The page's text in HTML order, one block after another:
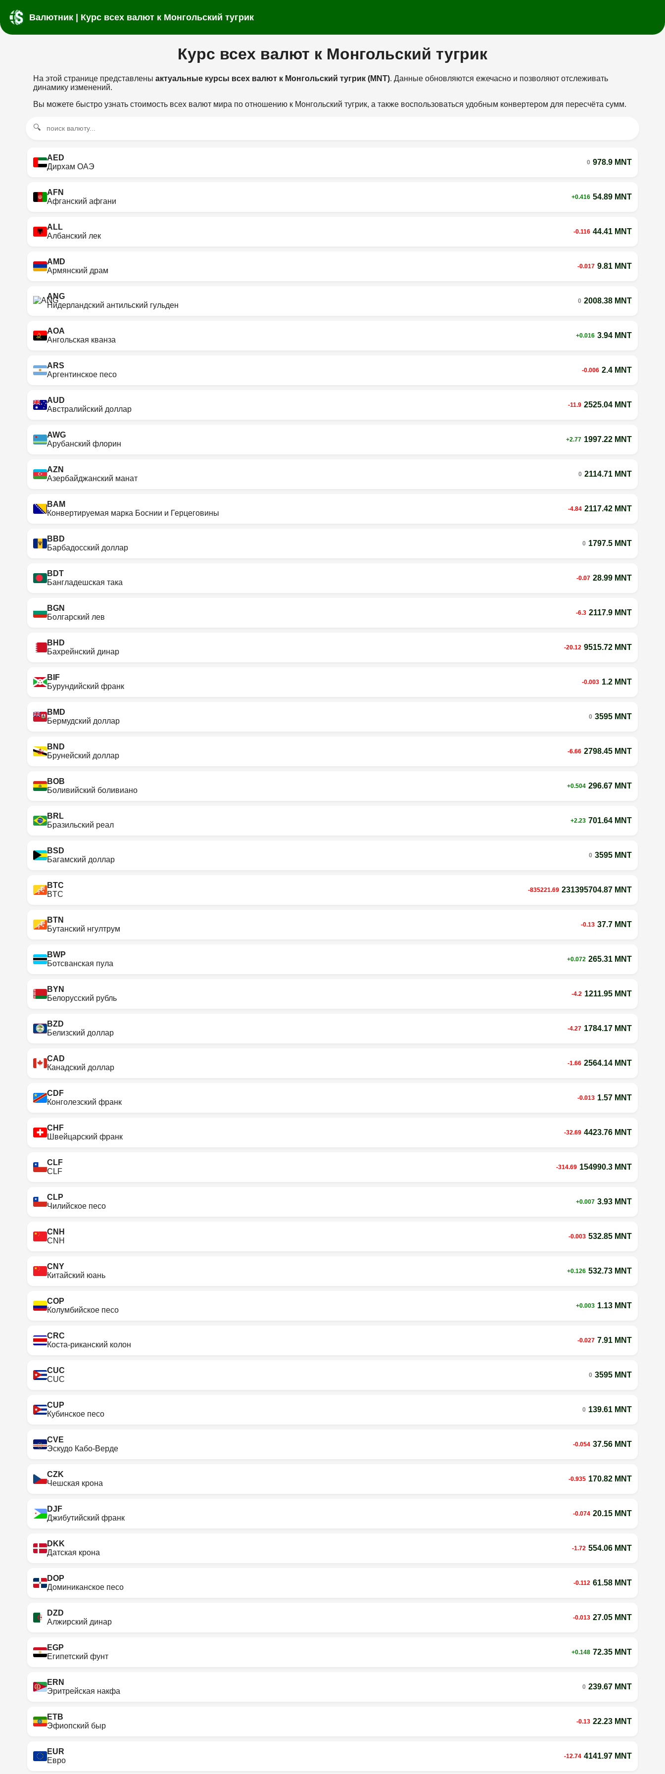
Валютник | Курс всех валют к Монгольский тугрик
Курс всех валют к Монгольский тугрик
На этой странице представленыактуальные курсы всех валют к Монгольский тугрик (MNT). Данные обновляются ежечасно и позволяют отслеживать
динамику изменений.
Вы можете быстро узнать стоимость всех валют мира по отношению к Монгольский тугрик, а также воспользоваться удобным конвертером для пересчёта сумм.
🔍
AED
Дирхам ОАЭ
0 978.9 MNT
AFN
Афганский афгани
+0.416 54.89 MNT
ALL
Албанский лек
-0.116 44.41 MNT
AMD
Армянский драм
-0.017 9.81 MNT
ANG
Нидерландский антильский гульден
0 2008.38 MNT
AOA
Ангольская кванза
+0.016 3.94 MNT
ARS
Аргентинское песо
-0.006 2.4 MNT
AUD
Австралийский доллар
-11.9 2525.04 MNT
AWG
Арубанский флорин
+2.77 1997.22 MNT
AZN
Азербайджанский манат
0 2114.71 MNT
BAM
Конвертируемая марка Боснии и Герцеговины
-4.84 2117.42 MNT
BBD
Барбадосский доллар
0 1797.5 MNT
BDT
Бангладешская така
-0.07 28.99 MNT
BGN
Болгарский лев
-6.3 2117.9 MNT
BHD
Бахрейнский динар
-20.12 9515.72 MNT
BIF
Бурундийский франк
-0.003 1.2 MNT
BMD
Бермудский доллар
0 3595 MNT
BND
Брунейский доллар
-6.66 2798.45 MNT
BOB
Боливийский боливиано
+0.504 296.67 MNT
BRL
Бразильский реал
+2.23 701.64 MNT
BSD
Багамский доллар
0 3595 MNT
BTC
BTC
-835221.69 231395704.87 MNT
BTN
Бутанский нгултрум
-0.13 37.7 MNT
BWP
Ботсванская пула
+0.072 265.31 MNT
BYN
Белорусский рубль
-4.2 1211.95 MNT
BZD
Белизский доллар
-4.27 1784.17 MNT
CAD
Канадский доллар
-1.66 2564.14 MNT
CDF
Конголезский франк
-0.013 1.57 MNT
CHF
Швейцарский франк
-32.69 4423.76 MNT
CLF
CLF
-314.69 154990.3 MNT
CLP
Чилийское песо
+0.007 3.93 MNT
CNH
CNH
-0.003 532.85 MNT
CNY
Китайский юань
+0.126 532.73 MNT
COP
Колумбийское песо
+0.003 1.13 MNT
CRC
Коста-риканский колон
-0.027 7.91 MNT
CUC
CUC
0 3595 MNT
CUP
Кубинское песо
0 139.61 MNT
CVE
Эскудо Кабо-Верде
-0.054 37.56 MNT
CZK
Чешская крона
-0.935 170.82 MNT
DJF
Джибутийский франк
-0.074 20.15 MNT
DKK
Датская крона
-1.72 554.06 MNT
DOP
Доминиканское песо
-0.112 61.58 MNT
DZD
Алжирский динар
-0.013 27.05 MNT
EGP
Египетский фунт
+0.148 72.35 MNT
ERN
Эритрейская накфа
0 239.67 MNT
ETB
Эфиопский быр
-0.13 22.23 MNT
EUR
Евро
-12.74 4141.97 MNT